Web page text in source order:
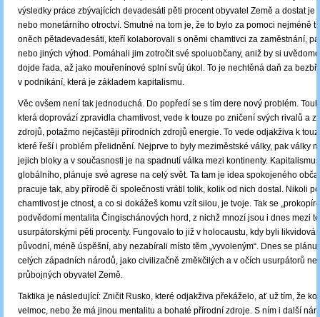
výsledky práce zbývajících devadesáti pěti procent obyvatel Země a dostat je
nebo monetárního otroctví. Smutné na tom je, že to bylo za pomoci nejméně
oněch pětadevadesáti, kteří kolaborovali s oněmi chamtivci za zaměstnání,
nebo jiných výhod. Pomáhali jim zotročit své spoluobčany, aniž by si
dojde řada, až jako mouřenínové splní svůj úkol. To je nechtěná daň za
v podnikání, která je základem kapitalismu.
Věc ovšem není tak jednoduchá. Do popředí se s tím dere nový problém.
která doprovází zpravidla chamtivost, vede k touze po zničení svých rivalů a
zdrojů, potažmo nejčastěji přírodních zdrojů energie. To vede odjakživa k
které řeší i problém přelidnění. Nejprve to byly meziměstské války, pak války
jejich bloky a v současnosti je na spadnutí válka mezi kontinenty.
globálního, plánuje své agrese na celý svět. Ta tam je idea spokojeného
pracuje tak, aby přírodě či společnosti vrátil tolik, kolik od nich dostal. Nikoli
chamtivost je ctnost, a co si dokážeš komu vzít silou, je tvoje. Tak se
podvědomí mentalita Čingischánových hord, z nichž mnozí jsou i dnes mezi
usurpátorskými pěti procenty. Fungovalo to již v holocaustu, kdy byli
původní, méně úspěšní, aby nezabírali místo těm „vyvoleným“. Dnes se
celých západních národů, jako civilizačně změkčilých a v očích usurpátorů
průbojných obyvatel Země.
Taktika je následující: Zničit Rusko, které odjakživa překáželo, ať už tím, že
velmoc, nebo že má jinou mentalitu a bohaté přírodní zdroje. S ním i další